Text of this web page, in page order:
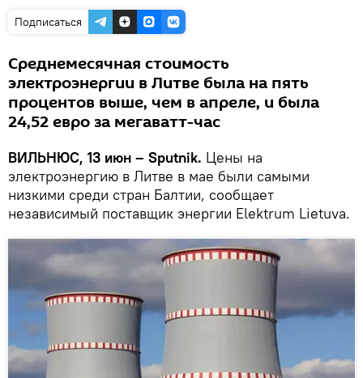
Подписаться
Среднемесячная стоимость
электроэнергии в Литве была на пять
процентов выше, чем в апреле, и была
24,52 евро за мегаватт-час
ВИЛЬНЮС, 13 июн – Sputnik. Цены на
электроэнергию в Литве в мае были самыми
низкими среди стран Балтии, сообщает
независимый поставщик энергии Elektrum Lietuva.